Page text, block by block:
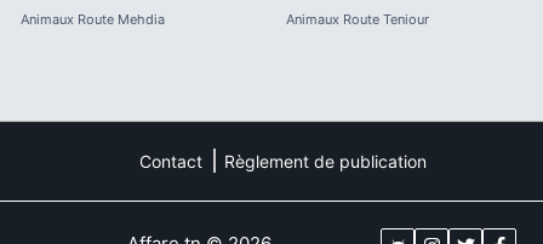
Animaux Route Mehdia Animaux Route Teniour
Contact Règlement de publication